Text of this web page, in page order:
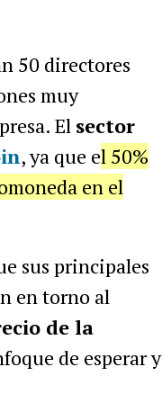
50 directores
muy
El sector
, ya que el 50%
en el
sus principales
en torno al
de la
de esperar y